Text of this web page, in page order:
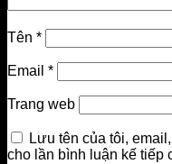
Tên *
Email *
Trang web
Lưu tên của tôi,
cho lần bình luận kế tiếp